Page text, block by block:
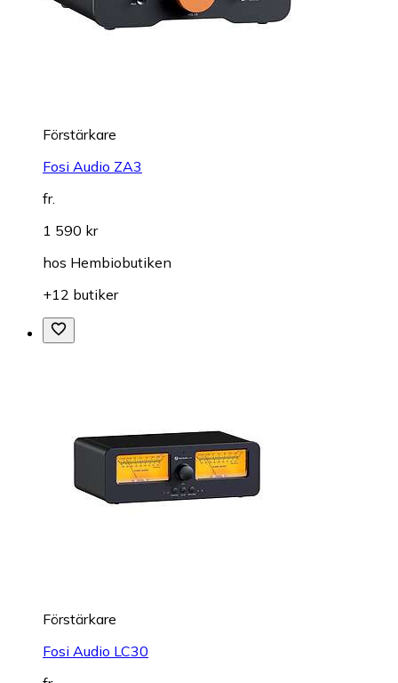
Förstärkare
Fosi Audio ZA3
fr.
1 590 kr
hos Hembiobutiken
+12 butiker
Förstärkare
Fosi Audio LC30